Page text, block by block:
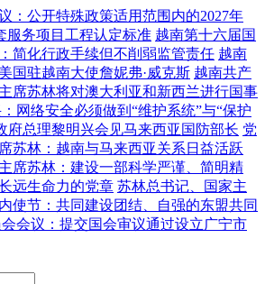
：公开特殊政策适用范围内的2027年
服务项目工程认定标准 越南第十六届国
简化行政手续但不削弱监管责任 越南
国驻越南大使詹妮弗·威克斯 越南共产
席苏林将对澳大利亚和新西兰进行国事
网络安全必须做到“维护系统”与“保护
府总理黎明兴会见马来西亚国防部长 党
苏林：越南与马来西亚关系日益活跃
席苏林：建设一部科学严谨、简明精
远生命力的党章 苏林总书记、国家主
使节：共同建设团结、自强的东盟共同
会议：提交国会审议通过设立广宁市